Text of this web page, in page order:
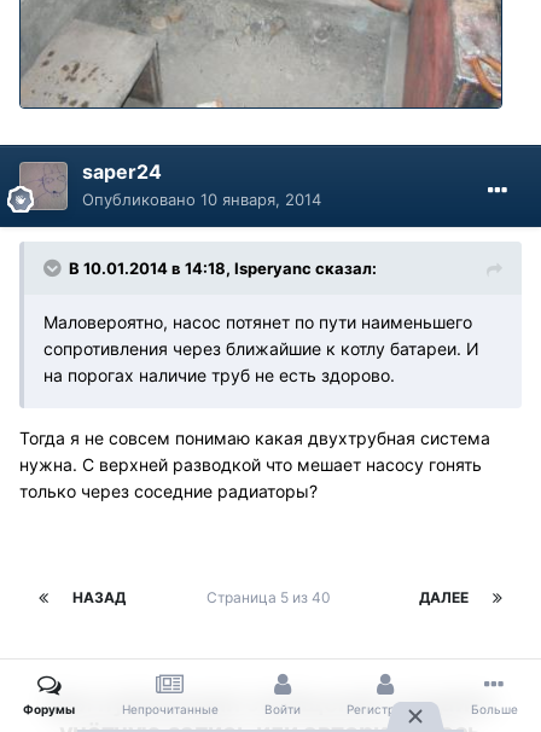
saper24
Опубликовано 10 января, 2014
В 10.01.2014 в 14:18, Isperyanc сказал:
Маловероятно, насос потянет по пути наименьшего
сопротивления через ближайшие к котлу батареи. И
на порогах наличие труб не есть здорово.
Тогда я не совсем понимаю какая двухтрубная система
нужна. С верхней разводкой что мешает насосу гонять
только через соседние радиаторы?
НАЗАД ДАЛЕЕ
Страница 5 из 40
Для публикации сообщений создайте
Форумы Непрочитанные Войти Регистрация Больше